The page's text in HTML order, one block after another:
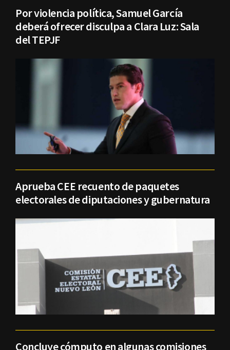
Por violencia política, Samuel García
deberá ofrecer disculpa a Clara Luz: Sala
del TEPJF
Aprueba CEE recuento de paquetes
electorales de diputaciones y gubernatura
Concluye cómputo en algunas comisiones